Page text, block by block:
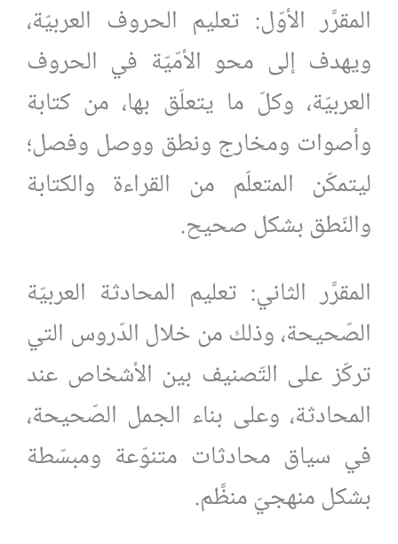
المقرَّر الأوّل: تعليم الحروف العربيّة،
ويهدف إلى محو الأمّيّة في الحروف
العربيّة، وكلّ ما يتعلّق بها، من كتابة
وأصوات ومخارج ونطق ووصل وفصل؛
ليتمكّن المتعلّم من القراءة والكتابة
والنّطق بشكل صحيح.
المقرَّر الثاني: تعليم المحادثة العربيّة
الصّحيحة، وذلك من خلال الدّروس التي
تركّز على التّصنيف بين الأشخاص عند
المحادثة، وعلى بناء الجمل الصّحيحة،
في سياق محادثات متنوّعة ومبسّطة
بشكل منهجيّ منظَّم.